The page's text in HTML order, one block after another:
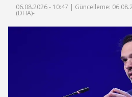
06.08.2026 - 10:47 | Güncelleme:
(DHA)-